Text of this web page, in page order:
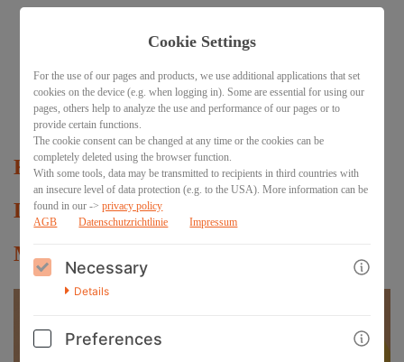
<< ZURÜCK ZU
ALEXANDRA
Kristallgitter-Practitioner Ausbildung:
Die Kunst der transformativen
Manifestation
Cookie Settings
For the use of our pages and products, we use additional applications that set
cookies on the device (e.g. when logging in). Some are essential for using our
pages, others help to analyze the use and performance of our pages or to
provide certain functions.
The cookie consent can be changed at any time or the cookies can be
completely deleted using the browser function.
With some tools, data may be transmitted to recipients in third countries with
an insecure level of data protection (e.g. to the USA). More information can be
found in our ->privacy policy
AGB
Datenschutzrichtlinie Impressum
Necessary
Details
Preferences